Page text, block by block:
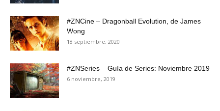
#ZNCine – Dragonball Evolution, de James
Wong
18 septiembre, 2020
#ZNSeries – Guía de Series: Noviembre 2019
6 noviembre, 2019